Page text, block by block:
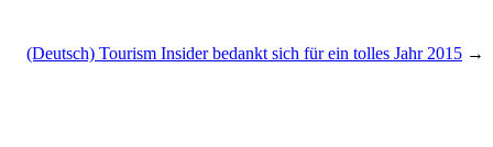
(Deutsch) Tourism Insider bedankt sich für ein tolles Jahr 2015 →